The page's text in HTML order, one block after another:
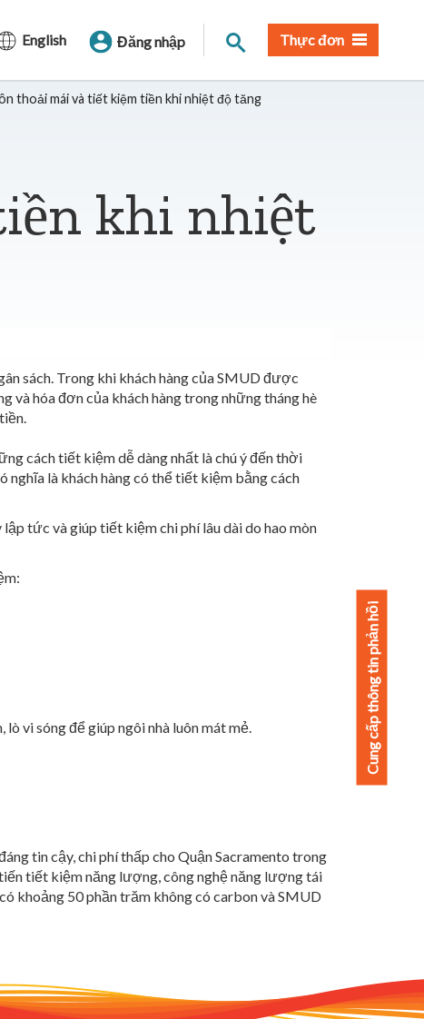
English Đăng nhập Tìm trangThực đơn
thoải mái và tiết kiệm tiền khi nhiệt độ tăng
khi nhiệt
sách. Trong khi khách hàng của SMUD được
và hóa đơn của khách hàng trong những tháng hè
cách tiết kiệm dễ dàng nhất là chú ý đến thời
là khách hàng có thể tiết kiệm bằng cách
tức và giúp tiết kiệm chi phí lâu dài do hao mòn
vi sóng để giúp ngôi nhà luôn mát mẻ.
tin cậy, chi phí thấp cho Quận Sacramento trong
tiết kiệm năng lượng, công nghệ năng lượng tái
khoảng 50 phần trăm không có carbon và SMUD
Cung cấp thông tin phản hồi